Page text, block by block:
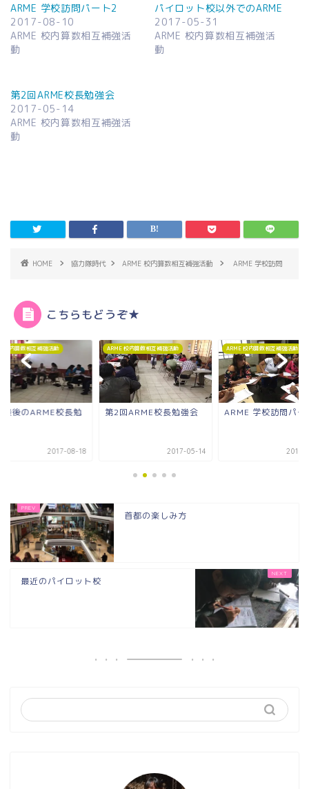
ARME 学校訪問パート2
2017-08-10
ARME 校内算数相互補強活
動
パイロット校以外でのARME
2017-05-31
ARME 校内算数相互補強活
動
第2回ARME校長勉強会
2017-05-14
ARME 校内算数相互補強活
動
HOME 協力隊時代 ARME 校内算数相互補強活動 ARME 学校訪問
こちらもどうぞ★
校内算数相互補強活動
ARME校長勉強会
2017-05-14
ARME 校内算数相互補強活動
ARME 学校訪問パート2
2017-08-10
ARME 校内算数相互補強活動
ARME 第3回 校長勉
2017-
首都の楽しみ方
最近のパイロット校